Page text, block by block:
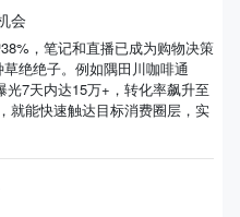
会
，笔记和直播已成为购物决策
绝绝子。例如隅田川咖啡通
光7天内达15万+，转化率飙升至
就能快速触达目标消费圈层，实